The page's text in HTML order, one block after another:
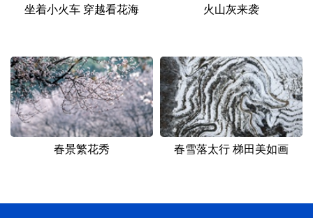
坐着小火车 穿越看花海 火山灰来袭
春景繁花秀 春雪落太行 梯田美如画